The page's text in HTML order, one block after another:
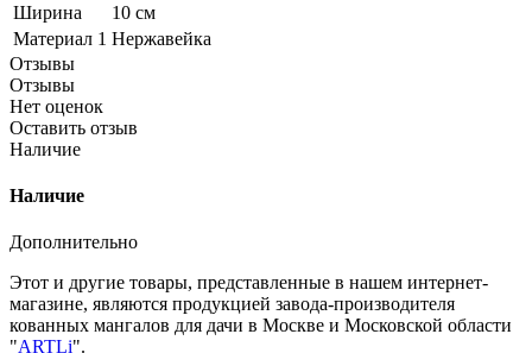
Ширина
10 см
Материал 1 Нержавейка
Отзывы
Отзывы
Нет оценок
Оставить отзыв
Наличие
Наличие
Дополнительно
Этот и другие товары, представленные в нашем интернет-
магазине, являются продукцией завода-производителя
кованных мангалов для дачи в Москве и Московской области
"ARTLi".